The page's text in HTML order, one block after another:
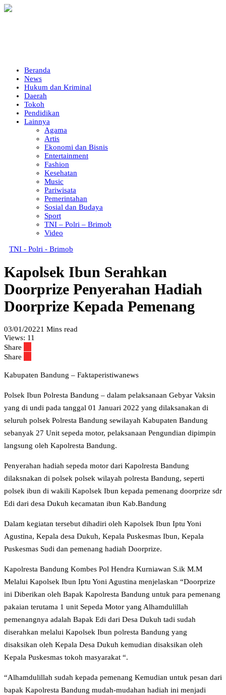
Beranda
News
Hukum dan Kriminal
Daerah
Tokoh
Pendidikan
Lainnya
Agama
Artis
Ekonomi dan Bisnis
Entertainment
Fashion
Kesehatan
Music
Pariwisata
Pemerintahan
Sosial dan Budaya
Sport
TNI – Polri – Brimob
Video
TNI - Polri - Brimob
Kapolsek Ibun Serahkan
Doorprize Penyerahan Hadiah
Doorprize Kepada Pemenang
03/01/20221 Mins read
Views: 11
Share
Share
Kabupaten Bandung – Faktaperistiwanews
Polsek Ibun Polresta Bandung – dalam pelaksanaan Gebyar Vaksin
yang di undi pada tanggal 01 Januari 2022 yang dilaksanakan di
seluruh polsek Polresta Bandung sewilayah Kabupaten Bandung
sebanyak 27 Unit sepeda motor, pelaksanaan Pengundian dipimpin
langsung oleh Kapolresta Bandung.
Penyerahan hadiah sepeda motor dari Kapolresta Bandung
dilaksnakan di polsek polsek wilayah polresta Bandung, seperti
polsek ibun di wakili Kapolsek Ibun kepada pemenang doorprize sdr
Edi dari desa Dukuh kecamatan ibun Kab.Bandung
Dalam kegiatan tersebut dihadiri oleh Kapolsek Ibun Iptu Yoni
Agustina, Kepala desa Dukuh, Kepala Puskesmas Ibun, Kepala
Puskesmas Sudi dan pemenang hadiah Doorprize.
Kapolresta Bandung Kombes Pol Hendra Kurniawan S.ik M.M
Melalui Kapolsek Ibun Iptu Yoni Agustina menjelaskan “Doorprize
ini Diberikan oleh Bapak Kapolresta Bandung untuk para pemenang
pakaian terutama 1 unit Sepeda Motor yang Alhamdulillah
pemenangnya adalah Bapak Edi dari Desa Dukuh tadi sudah
diserahkan melalui Kapolsek Ibun polresta Bandung yang
disaksikan oleh Kepala Desa Dukuh kemudian disaksikan oleh
Kepala Puskesmas tokoh masyarakat “.
“Alhamdulillah sudah kepada pemenang Kemudian untuk pesan dari
bapak Kapolresta Bandung mudah-mudahan hadiah ini menjadi